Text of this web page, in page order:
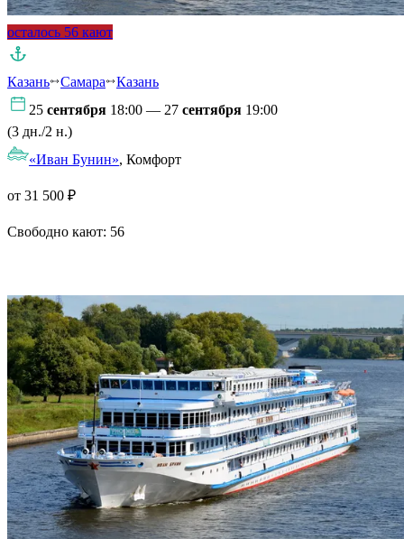
осталось 56 кают
Казань Самара
Казань
25 сентября 18:00 — 27 сентября 19:00
(3 дн./2 н.)
«Иван Бунин», Комфорт
от 31 500 ₽
Свободно кают: 56